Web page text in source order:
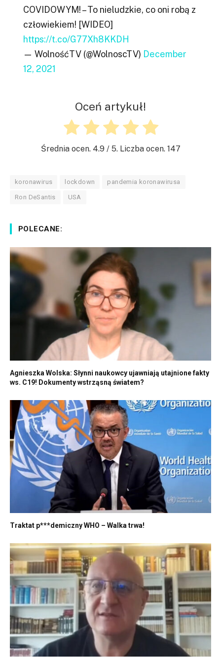
COVIDOWYM! – To nieludzkie, co oni robą z
człowiekiem! [WIDEO]
https://t.co/G77Xh8KKDH
— WolnośćTV (@WolnoscTV) December
12, 2021
Oceń artykuł!
Średnia ocen. 4.9 / 5. Liczba ocen. 147
koronawirus lockdown pandemia koronawirusa
Ron DeSantis USA
POLECANE:
Agnieszka Wolska: Słynni naukowcy ujawniają utajnione fakty
ws. C19! Dokumenty wstrząsną światem?
Traktat p***demiczny WHO – Walka trwa!